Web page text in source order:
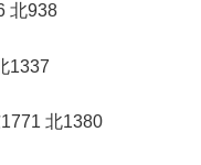
北938
1337
北1380